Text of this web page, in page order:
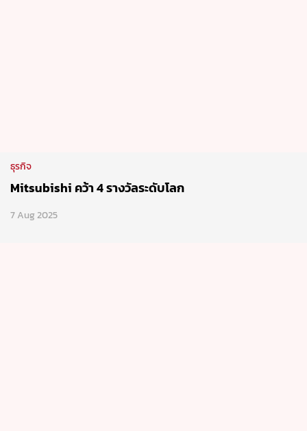
ธุรกิจ
Mitsubishi คว้า 4 รางวัลระดับโลก
7 Aug 2025